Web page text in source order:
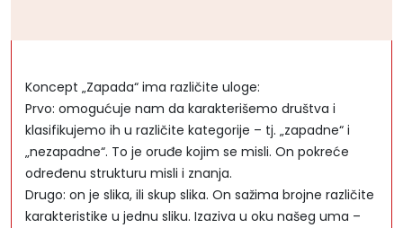
Koncept „Zapada“ ima različite uloge:
Prvo: omogućuje nam da karakterišemo društva i
klasifikujemo ih u različite kategorije – tj. „zapadne“ i
„nezapadne“. To je oruđe kojim se misli. On pokreće
određenu strukturu misli i znanja.
Drugo: on je slika, ili skup slika. On sažima brojne različite
karakteristike u jednu sliku. Izaziva u oku našeg uma –